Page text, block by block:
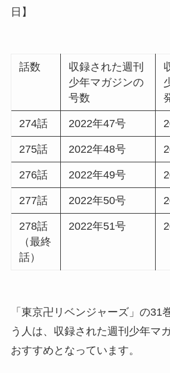
日】
話数
収録された週刊
少年マガジンの
号数
274話 2022年47号
275話 2022年48号
276話 2022年49号
277話 2022年50号
278話
（最終
話）
2022年51号
「東京卍リベンジャーズ」の31
う人は、収録された週刊少年マ
おすすめとなっています。